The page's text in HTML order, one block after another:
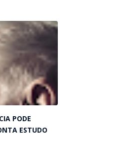
PODE
ESTUDO